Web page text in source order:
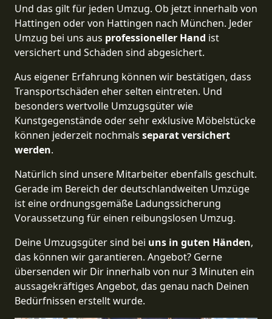
Und das gilt für jeden Umzug. Ob jetzt innerhalb von
Hattingen oder von Hattingen nach München. Jeder
Umzug bei uns aus professioneller Hand ist
versichert und Schäden sind abgesichert.
Aus eigener Erfahrung können wir bestätigen, dass
Transportschäden eher selten eintreten. Und
besonders wertvolle Umzugsgüter wie
Kunstgegenstände oder sehr exklusive Möbelstücke
können jederzeit nochmals separat versichert
werden.
Natürlich sind unsere Mitarbeiter ebenfalls geschult.
Gerade im Bereich der deutschlandweiten Umzüge
ist eine ordnungsgemäße Ladungssicherung
Voraussetzung für einen reibungslosen Umzug.
Deine Umzugsgüter sind bei uns in guten Händen,
das können wir garantieren. Angebot? Gerne
übersenden wir Dir innerhalb von nur 3 Minuten ein
aussagekräftiges Angebot, das genau nach Deinen
Bedürfnissen erstellt wurde.